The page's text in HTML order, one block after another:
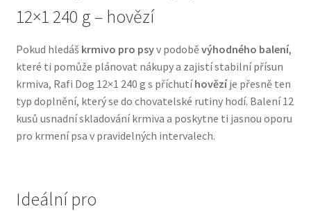
N&D Farmina pro psy — Italské holistic krmivo
Oblečky pro psy
Pamlsky pro psy
Pelíšky pro psy
Přepravky pro psy
12×1 240 g – hovězí
Pokud hledáš krmivo pro psyv podoběvýhodného balení,
které ti pomůže plánovat nákupy a zajistí stabilní přísun
krmiva, Rafi Dog 12×1 240 g s příchutíhovězíje přesně ten
typ doplnění, který se do chovatelské rutiny hodí. Balení 12
kusů usnadní skladování krmiva a poskytne ti jasnou oporu
pro krmení psa v pravidelných intervalech.
Ideální pro